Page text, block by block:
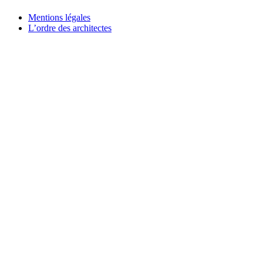
Mentions légales
L’ordre des architectes